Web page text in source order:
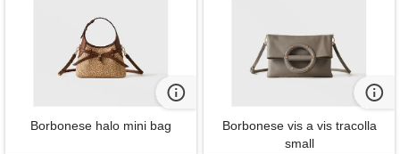
Borbonese halo mini bag
Borbonese vis a vis tracolla
small